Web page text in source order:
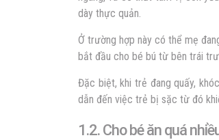
dày thực quản.
Ở trường hợp này có thể mẹ
bắt đầu cho bé bú từ bên trái
Đặc biệt, khi trẻ đang quấy,
dẫn đến việc trẻ bị sặc từ đó
1.2. Cho bé ăn quá